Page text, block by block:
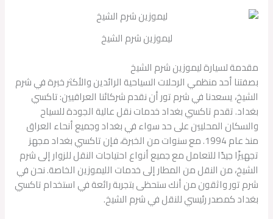
ليموزين شرم الشيخ
مقدمة لسيارة ليموزين شرم الشيخ
بصفتنا أحد منظمي الرحلات السياحية الرائدين والأكثر خبرة في شرم
الشيخ، يسعدنا في شرم تور أن نقدم شركائنا العراقيين: تاكسي
بغداد. تقدم تاكسي بغداد خدمات نقل عالية الجودة للسياح
والسكان المحليين على حد سواء في بغداد وجميع أنحاء العراق
منذ عام 1994. مع سنوات من الخبرة، فإن تاكسي بغداد مجهز
تجهيزًا جيدًا للتعامل مع جميع أنواع احتياجات النقل للزوار إلى شرم
الشيخ، من النقل من المطار إلى خدمات الليموزين الخاصة. نحن في
شرم تور واثقون من أنك ستحظى بتجربة رائعة في استخدام تاكسي
بغداد كمصدر رئيسي للنقل في شرم الشيخ.